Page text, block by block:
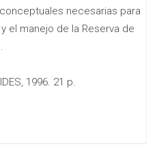
necesarias para
el manejo de la Reserva de
1996. 21 p.